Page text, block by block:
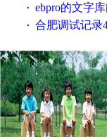
· ebpro的文字
· 合肥调试记录